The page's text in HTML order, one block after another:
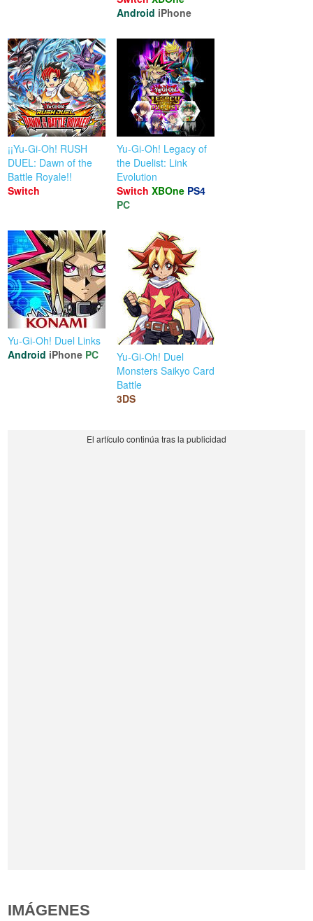
Android iPhone
¡¡Yu-Gi-Oh! RUSH
DUEL: Dawn of the
Battle Royale!!
Switch
Yu-Gi-Oh! Legacy of
the Duelist: Link
Evolution
Switch XBOne PS4
PC
Yu-Gi-Oh! Duel Links
Android iPhone PC
Yu-Gi-Oh! Duel
Monsters Saikyo Card
Battle
3DS
IMÁGENES